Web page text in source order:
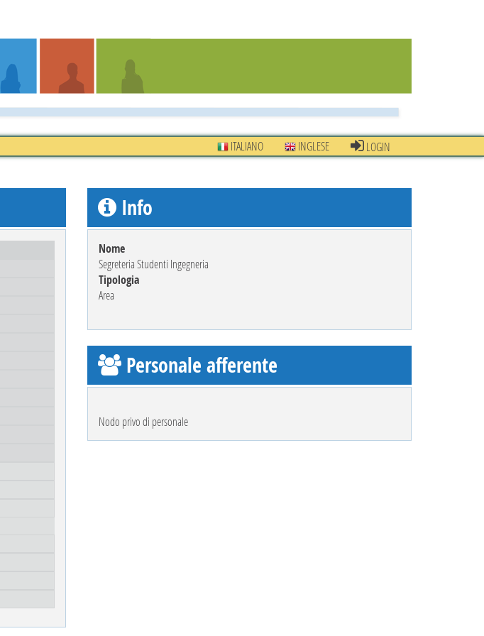
ITALIANO INGLESE LOGIN
Info
Nome
Segreteria Studenti Ingegneria
Tipologia
Area
Personale afferente
Nodo privo di personale